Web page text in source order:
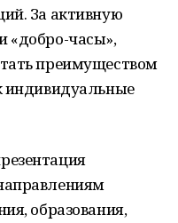
За активную
«добро-часы»,
преимуществом
индивидуальные
образования,